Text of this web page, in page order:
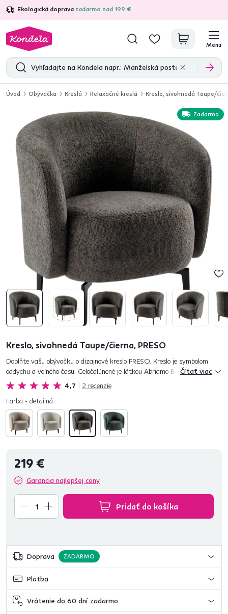
Ekologická doprava zadarmo nad 199 €
4,7 31 285overených produktových recenzií
Menu
Úvod Obývačka Kreslá Relaxačné kreslá Kreslo, sivohnedá Taupe/
Zadarmo
Kreslo, sivohnedá Taupe/čierna, PRESO
4,7 2 recenzie
Doplňte vašu obývačku o dizajnové kreslo PRESO. Kreslo je symbolom
oddychu a voľného času. Celočalúnené je látkou Abriamo Bouclé vo
farebnom prevedení sivohnedá Taupe, takže ho môžete umiestniť do...
Čítať viac
Farba - detailná
219 €
Garancia najlepšej ceny
Pridať do košíka
Doprava ZADARMO
Platba
Vrátenie do 60 dní zadarmo